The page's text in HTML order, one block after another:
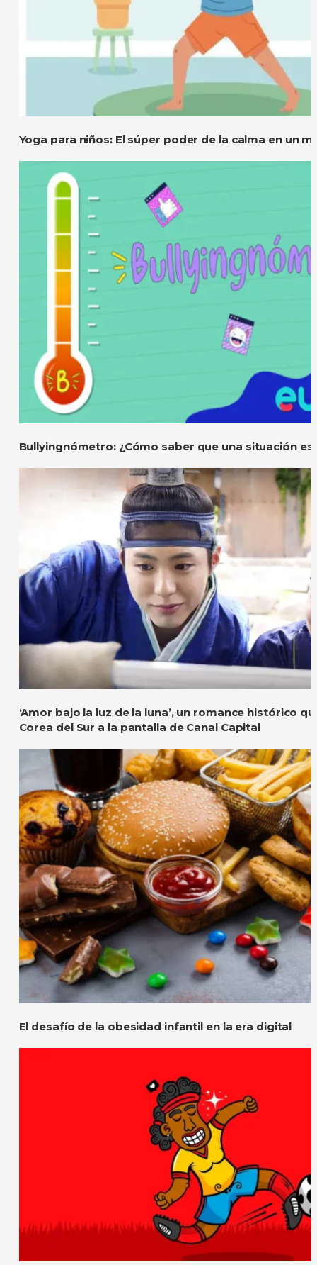
Yoga para niños: El súper poder de la calma en un
Bullyingnómetro: ¿Cómo saber que una situación es
‘Amor bajo la luz de la luna’, un romance histórico
Corea del Sur a la pantalla de Canal Capital
El desafío de la obesidad infantil en la era digital